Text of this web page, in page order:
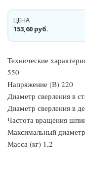
153,60 руб.
ЦЕНА
Технические
550
Напряжение (В) 220
Диаметр сверления в
Диаметр сверления в
Частота вращения
Максимальный
Масса (кг) 1,2